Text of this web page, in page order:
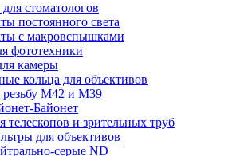
стоматологов
постоянного света
с макровспышками
фототехники
камеры
кольца для объективов
М42 и М39
Байонет
телескопов и зрительных труб
для объективов
серые ND